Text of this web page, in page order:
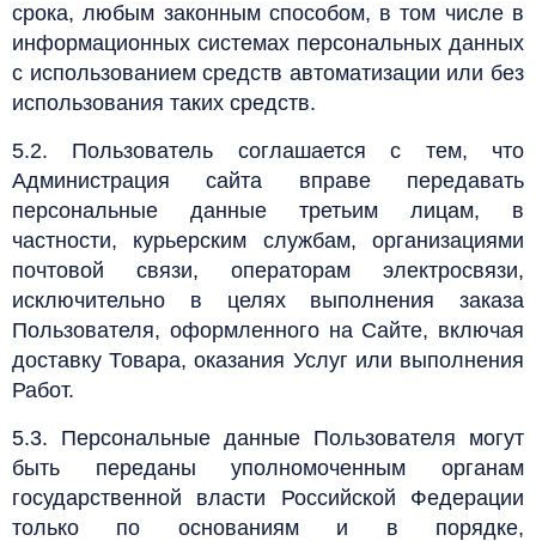
срока, любым законным способом, в том числе в
информационных системах персональных данных
с использованием средств автоматизации или без
использования таких средств.
5.2. Пользователь соглашается с тем, что
Администрация сайта вправе передавать
персональные данные третьим лицам, в
частности, курьерским службам, организациями
почтовой связи, операторам электросвязи,
исключительно в целях выполнения заказа
Пользователя, оформленного на Сайте, включая
доставку Товара, оказания Услуг или выполнения
Работ.
5.3. Персональные данные Пользователя могут
быть переданы уполномоченным органам
государственной власти Российской Федерации
только по основаниям и в порядке,